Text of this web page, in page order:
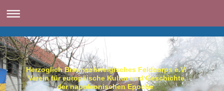
Herzoglich Braunschweigisches Feldcorps e.V.
Verein für europäische Kultur und Geschichte
der napoleonischen Epoche